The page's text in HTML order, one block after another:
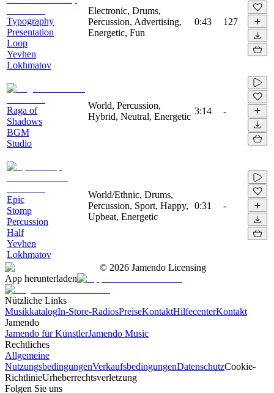
Typography
Presentation
Loop
Yevhen
Lokhmatov
Electronic, Drums,
Percussion, Advertising,
Energetic, Fun
0:43 127
Raga of
Shadows
BGM
Studio
World, Percussion,
Hybrid, Neutral, Energetic
3:14 -
Epic
Stomp
Percussion
Half
Yevhen
Lokhmatov
World/Ethnic, Drums,
Percussion, Sport, Happy,
Upbeat, Energetic
0:31 -
© 2026 Jamendo Licensing
App herunterladen
Nützliche Links
MusikkatalogIn-Store-RadiosPreiseKontaktHilfecenterKontakt
Jamendo
Jamendo für KünstlerJamendo Music
Rechtliches
Allgemeine
NutzungsbedingungenVerkaufsbedingungenDatenschutzCookie-
RichtlinieUrheberrechtsverletzung
Folgen Sie uns